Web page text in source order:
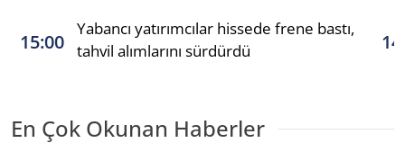
15:00
Yabancı yatırımcılar hissede frene bastı,
tahvil alımlarını sürdürdü
En Çok Okunan Haberler